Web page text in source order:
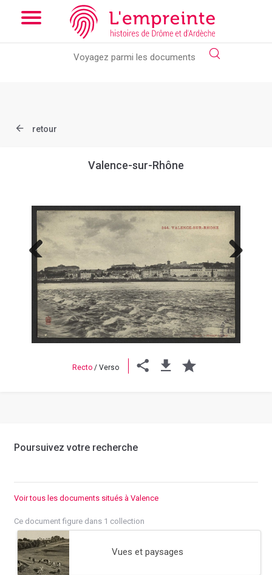
Array ( [slug] => document [ref] => B263626101_CP1308 )
Add the new slick-theme.css if you want the default styling
retour
Valence-sur-Rhône
Previous Next
Recto / Verso
Poursuivez votre recherche
Voir tous les documents situés à Valence
Ce document figure dans 1 collection
Vues et paysages